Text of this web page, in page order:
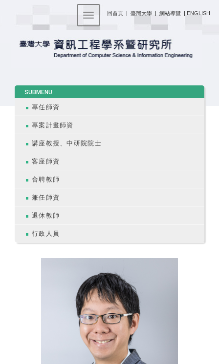
回首頁 | 臺灣大學 | 網站導覽 | ENGLISH
Toggle navigation
SUBMENU
專任師資
專案計畫師資
講座教授、中研院院士
客座師資
合聘教師
兼任師資
退休教師
行政人員